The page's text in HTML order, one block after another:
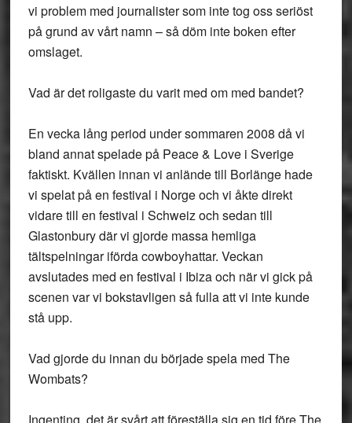
vi problem med journalister som inte tog oss seriöst
på grund av vårt namn – så döm inte boken efter
omslaget.
Vad är det roligaste du varit med om med bandet?
En vecka lång period under sommaren 2008 då vi
bland annat spelade på Peace & Love i Sverige
faktiskt. Kvällen innan vi anlände till Borlänge hade
vi spelat på en festival i Norge och vi åkte direkt
vidare till en festival i Schweiz och sedan till
Glastonbury där vi gjorde massa hemliga
tältspelningar iförda cowboyhattar. Veckan
avslutades med en festival i Ibiza och när vi gick på
scenen var vi bokstavligen så fulla att vi inte kunde
stå upp.
Vad gjorde du innan du började spela med The
Wombats?